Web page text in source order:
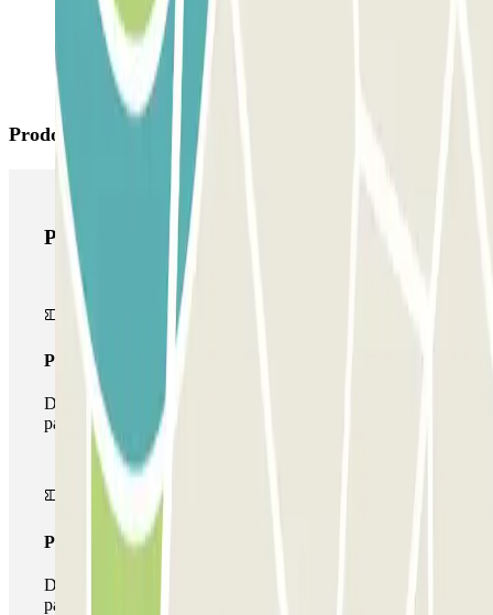
Prodotti di Parclick
Prodotti di Parclick
Pass unico
Durante il tuo soggiorno potrai entrare e uscire dal
parcheggio una sola volta
Pass multiparking
Durante il tuo soggiorno potrai usufruire dell'intera rete di
parcheggi disponibili su Parclick.